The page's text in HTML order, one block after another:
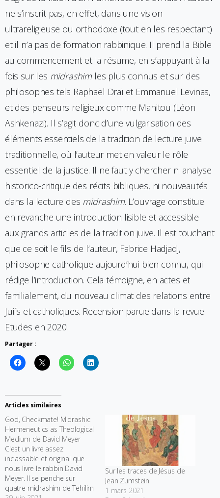
ne s’inscrit pas, en effet, dans une vision
ultrareligieuse ou orthodoxe (tout en les respectant)
et il n’a pas de formation rabbinique. Il prend la Bible
au commencement et la résume, en s’appuyant à la
fois sur les midrashimles plus connus et sur des
philosophes tels Raphaël Draï et Emmanuel Levinas,
et des penseurs religieux comme Manitou (Léon
Ashkenazi). Il s’agit donc d’une vulgarisation des
éléments essentiels de la tradition de lecture juive
traditionnelle, où l’auteur met en valeur le rôle
essentiel de la justice. Il ne faut y chercher ni analyse
historico-critique des récits bibliques, ni nouveautés
dans la lecture des midrashim. L’ouvrage constitue
en revanche une introduction lisible et accessible
aux grands articles de la tradition juive. Il est touchant
que ce soit le fils de l’auteur, Fabrice Hadjadj,
philosophe catholique aujourd’hui bien connu, qui
rédige l’introduction. Cela témoigne, en actes et
familialement, du nouveau climat des relations entre
Juifs et catholiques. Recension parue dans la revue
Etudes en 2020.
Partager :
Articles similaires
God, Checkmate! Midrashic
Hermeneutics as Theological
Medium de David Meyer
C'est un livre assez
inclassable et original que
nous livre le rabbin David
Meyer. Il se penche sur
quatre midrashim de Tehilim
Sur les traces de Jésus de
Jean Zumstein
1 mars 2021